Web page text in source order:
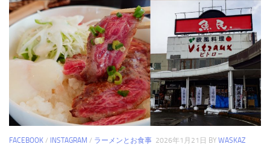
FACEBOOK / INSTAGRAM / ラーメンとお食事 2026年1月21日 BY WASKAZ